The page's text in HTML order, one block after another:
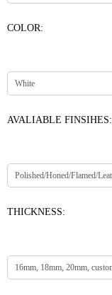
COLOR:
AVALIABLE FINSIHES:
THICKNESS: